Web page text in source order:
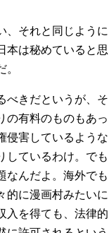
、それと同じように
本は秘めていると思
べきだというが、そ
の有料のものもあっ
侵害しているような
しているわけ。でも
なんだよ。海外でも
的に漫画村みたいに
入を得ても、法律的